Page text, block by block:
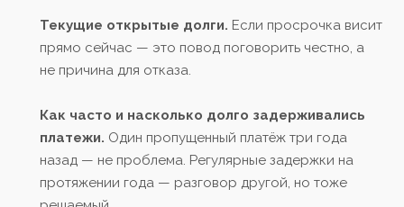
Текущие открытые долги. Если просрочка висит
прямо сейчас — это повод поговорить честно, а
не причина для отказа.
Как часто и насколько долго задерживались
платежи. Один пропущенный платёж три года
назад — не проблема. Регулярные задержки на
протяжении года — разговор другой, но тоже